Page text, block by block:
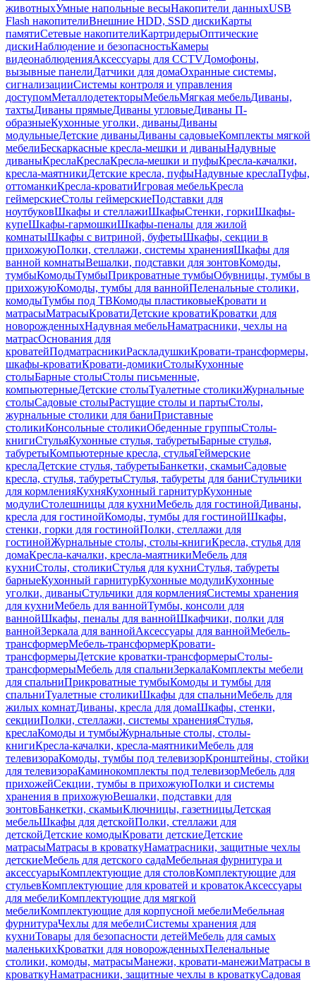
животныхУмные напольные весыНакопители данныхUSB
Flash накопителиВнешние HDD, SSD дискиКарты
памятиСетевые накопителиКартридерыОптические
дискиНаблюдение и безопасностьКамеры
видеонаблюденияАксессуары для CCTVДомофоны,
вызывные панелиДатчики для домаОхранные системы,
сигнализацииСистемы контроля и управления
доступомМеталлодетекторыМебельМягкая мебельДиваны,
тахтыДиваны прямыеДиваны угловыеДиваны П-
образныеКухонные уголки, диваныДиваны
модульныеДетские диваныДиваны садовыеКомплекты мягкой
мебелиБескаркасные кресла-мешки и диваныНадувные
диваныКреслаКреслаКресла-мешки и пуфыКресла-качалки,
кресла-маятникиДетские кресла, пуфыНадувные креслаПуфы,
оттоманкиКресла-кроватиИгровая мебельКресла
геймерскиеСтолы геймерскиеПодставки для
ноутбуковШкафы и стеллажиШкафыСтенки, горкиШкафы-
купеШкафы-гармошкиШкафы-пеналы для жилой
комнатыШкафы с витриной, буфетыШкафы, секции в
прихожуюПолки, стеллажи, системы храненияШкафы для
ванной комнатыВешалки, подставки для зонтовКомоды,
тумбыКомодыТумбыПрикроватные тумбыОбувницы, тумбы в
прихожуюКомоды, тумбы для ваннойПеленальные столики,
комодыТумбы под ТВКомоды пластиковыеКровати и
матрасыМатрасыКроватиДетские кроватиКроватки для
новорожденныхНадувная мебельНаматрасники, чехлы на
матрасОснования для
кроватейПодматрасникиРаскладушкиКровати-трансформеры,
шкафы-кроватиКровати-домикиСтолыКухонные
столыБарные столыСтолы письменные,
компьютерныеДетские столыТуалетные столикиЖурнальные
столыСадовые столыРастущие столы и партыСтолы,
журнальные столики для баниПриставные
столикиКонсольные столикиОбеденные группыСтолы-
книгиСтульяКухонные стулья, табуретыБарные стулья,
табуретыКомпьютерные кресла, стульяГеймерские
креслаДетские стулья, табуретыБанкетки, скамьиСадовые
кресла, стулья, табуретыСтулья, табуреты для баниСтульчики
для кормленияКухняКухонный гарнитурКухонные
модулиСтолешницы для кухниМебель для гостинойДиваны,
кресла для гостинойКомоды, тумбы для гостинойШкафы,
стенки, горки для гостинойПолки, стеллажи для
гостинойЖурнальные столы, столы-книгиКресла, стулья для
домаКресла-качалки, кресла-маятникиМебель для
кухниСтолы, столикиСтулья для кухниСтулья, табуреты
барныеКухонный гарнитурКухонные модулиКухонные
уголки, диваныСтульчики для кормленияСистемы хранения
для кухниМебель для ваннойТумбы, консоли для
ваннойШкафы, пеналы для ваннойШкафчики, полки для
ваннойЗеркала для ваннойАксессуары для ваннойМебель-
трансформерМебель-трансформерКровати-
трансформерыДетские кроватки-трансформерыСтолы-
трансформерыМебель для спальниЗеркалаКомплекты мебели
для спальниПрикроватные тумбыКомоды и тумбы для
спальниТуалетные столикиШкафы для спальниМебель для
жилых комнатДиваны, кресла для домаШкафы, стенки,
секцииПолки, стеллажи, системы храненияСтулья,
креслаКомоды и тумбыЖурнальные столы, столы-
книгиКресла-качалки, кресла-маятникиМебель для
телевизораКомоды, тумбы под телевизорКронштейны, стойки
для телевизораКаминокомплекты под телевизорМебель для
прихожейСекции, тумбы в прихожуюПолки и системы
хранения в прихожуюВешалки, подставки для
зонтовБанкетки, скамьиКлючницы, газетницыДетская
мебельШкафы для детскойПолки, стеллажи для
детскойДетские комодыКровати детскиеДетские
матрасыМатрасы в кроваткуНаматрасники, защитные чехлы
детскиеМебель для детского садаМебельная фурнитура и
аксессуарыКомплектующие для столовКомплектующие для
стульевКомплектующие для кроватей и кроватокАксессуары
для мебелиКомплектующие для мягкой
мебелиКомплектующие для корпусной мебелиМебельная
фурнитураЧехлы для мебелиСистемы хранения для
кухниТовары для безопасности детейМебель для самых
маленькихКроватки для новорожденныхПеленальные
столики, комоды, матрасыМанежи, кровати-манежиМатрасы в
кроваткуНаматрасники, защитные чехлы в кроваткуСадовая